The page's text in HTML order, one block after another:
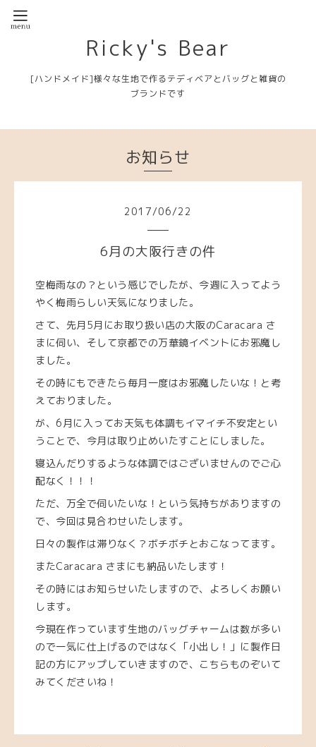
Ricky's Bear
[ハンドメイド]様々な生地で作るテディベアとバッグと雑貨の
ブランドです
お知らせ
2017/06/22
6月の大阪行きの件
空梅雨なの？という感じでしたが、今週に入ってよう
やく梅雨らしい天気になりました。
さて、先月5月にお取り扱い店の大阪のCaracara さ
まに伺い、そして京都での万華鏡イベントにお邪魔し
ました。
その時にもできたら毎月一度はお邪魔したいな！と考
えておりました。
が、6月に入ってお天気も体調もイマイチ不安定とい
うことで、今月は取り止めいたすことにしました。
寝込んだりするような体調ではございませんのでご心
配なく！！！
ただ、万全で伺いたいな！という気持ちがありますの
で、今回は見合わせいたします。
日々の製作は滞りなく？ボチボチとおこなってます。
またCaracara さまにも納品いたします！
その時にはお知らせいたしますので、よろしくお願い
します。
今現在作っています生地のバッグチャームは数が多い
ので一気に仕上げるのではなく「小出し！」に製作日
記の方にアップしていきますので、こちらものぞいて
みてくださいね！